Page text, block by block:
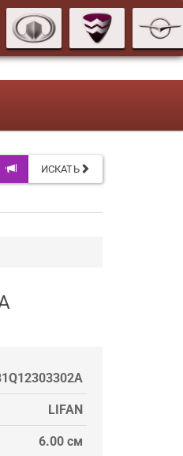
ИСКАТЬ
LIFAN
6.00 см